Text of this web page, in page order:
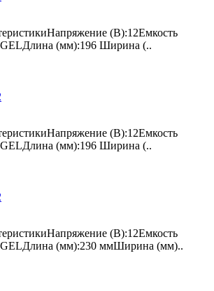
(В):12Емкость
(мм):196 Ширина (..
(В):12Емкость
(мм):196 Ширина (..
(В):12Емкость
(мм):230 ммШирина (мм)..